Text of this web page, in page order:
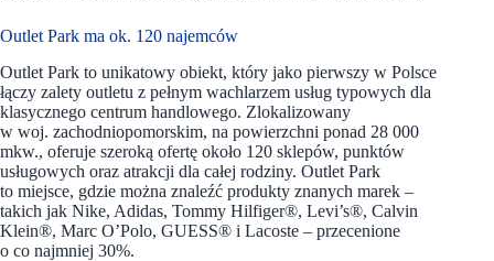
Outlet Park ma ok. 120 najemców
Outlet Park to unikatowy obiekt, który jako pierwszy w Polsce
łączy zalety outletu z pełnym wachlarzem usług typowych dla
klasycznego centrum handlowego. Zlokalizowany
w woj. zachodniopomorskim, na powierzchni ponad 28 000
mkw., oferuje szeroką ofertę około 120 sklepów, punktów
usługowych oraz atrakcji dla całej rodziny. Outlet Park
to miejsce, gdzie można znaleźć produkty znanych marek –
takich jak Nike, Adidas, Tommy Hilfiger®, Levi’s®, Calvin
Klein®, Marc O’Polo, GUESS® i Lacoste – przecenione
o co najmniej 30%.